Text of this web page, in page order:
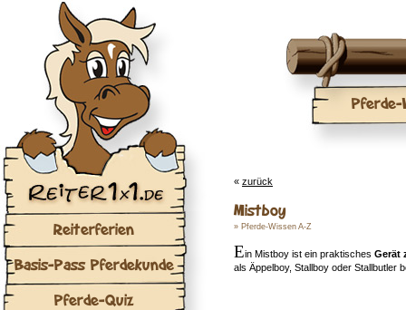
Reiterferien
Basis-Pass Pferdekunde
Pferde-Quiz
Pferde-
« zurück
Mistboy
» Pferde-Wissen A-Z
Ein Mistboy ist ein praktisches Gerät
als Äppelboy, Stallboy oder Stallbutler